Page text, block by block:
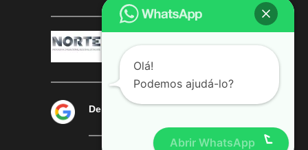
Deixe-nos a sua avaliação
Abrir WhatsApp
Olá!
Podemos ajudá-lo?